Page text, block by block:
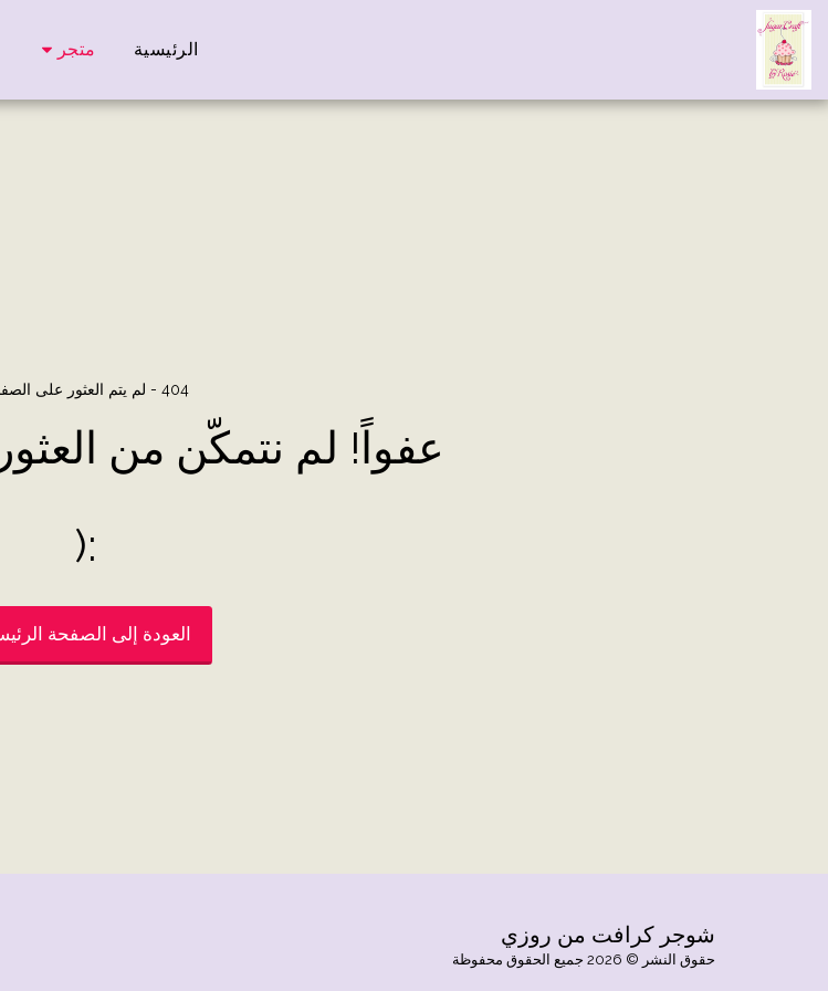
الرئيسية متجر
404 - لم يتم العثور على الصفحة
عفواً! لم نتمكّن من
:(
العودة إلى الصفحة
شوجر كرافت من روزي
حقوق النشر © 2026 جميع الحقوق محفوظة